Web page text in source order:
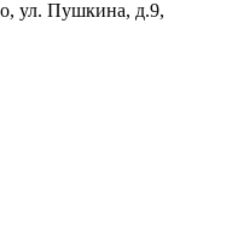
ул. Пушкина, д.9,